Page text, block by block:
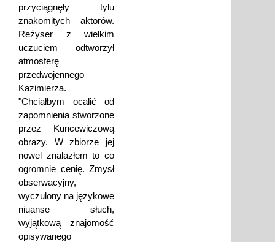
przyciągnęły tylu
znakomitych aktorów.
Reżyser z wielkim
uczuciem odtworzył
atmosferę
przedwojennego
Kazimierza.
"Chciałbym ocalić od
zapomnienia stworzone
przez Kuncewiczową
obrazy. W zbiorze jej
nowel znalazłem to co
ogromnie cenię. Zmysł
obserwacyjny,
wyczulony na językowe
niuanse słuch,
wyjątkową znajomość
opisywanego